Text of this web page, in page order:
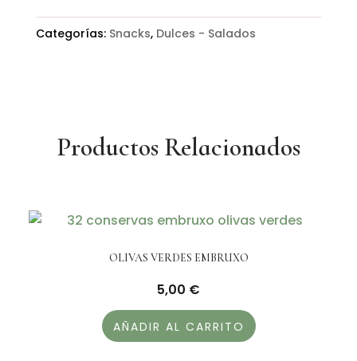
cantidad
Categorías: Snacks, Dulces - Salados
Productos Relacionados
OLIVAS VERDES EMBRUXO
5,00 €
AÑADIR AL CARRITO